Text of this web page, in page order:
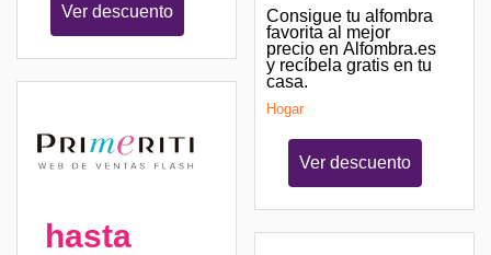
Ver descuento
hasta
Consigue tu alfombra
favorita al mejor
precio en Alfombra.es
y recíbela gratis en tu
casa.
Hogar
Ver descuento